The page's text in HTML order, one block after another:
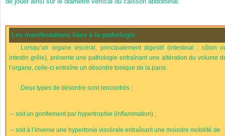
Les manifestations liées à la pathologie
Lorsqu’un organe viscéral, principalement digestif (intestinal : côlon
intestin grêle), présente une pathologie entraînant une altération du volume
l’organe, celle-ci entraîne un désordre tonique de la paroi.
Deux types de désordre sont rencontrés :
–soit un gonflement par hypertrophie (inflammation) ;
–soit à l’inverse une hypertonie viscérale entraînant une moindre mobilité de